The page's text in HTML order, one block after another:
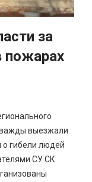
за
выезжали
гибели людей
СУ СК